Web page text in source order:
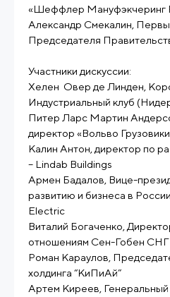
«Шеффлер Мануфэкчеринг
Александр Смекалин,
Председателя
Участники дискуссии:
Хелен Овер де Линден,
Индустриальный клуб
Питер Ларс Мартин
директор «Вольво
Калин Антон, директор по
– Lindab Buildings
Армен Бадалов, Вице-
развитию и бизнеса в
Electric
Виталий Богаченко,
отношениям Сен-Гобен СНГ
Роман Караулов,
холдинга “КиПиАй”
Артем Киреев,